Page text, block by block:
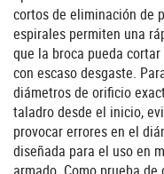
cortos de eliminación de
espirales permiten una
que la broca pueda
con escaso desgaste.
diámetros de orificio
taladro desde el inicio,
provocar errores en el
diseñada para el uso en
armado. Como prueba